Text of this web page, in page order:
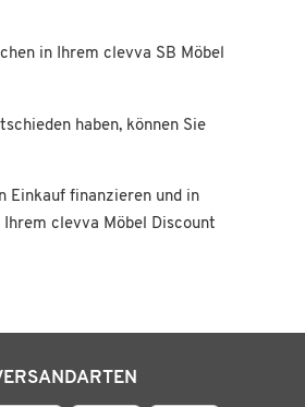
in Ihrem clevva SB Möbel
haben, können Sie
Einkauf finanzieren und in
clevva Möbel Discount